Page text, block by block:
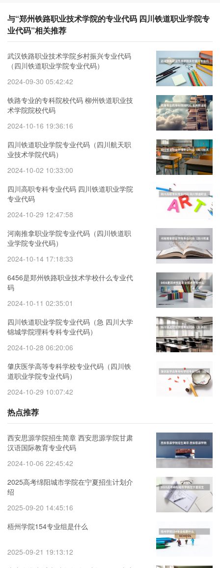
与“郑州铁路职业技术学院的专业代码 四川铁道职业学院专
业代码”相关推荐
武汉铁路职业技术学院乡村振兴专业代码
（四川铁道职业学院专业代码）
2024-09-30 05:42:42
铁路专业的专科院校代码 柳州铁道职业技
术学院院校代码
2024-10-16 19:36:16
四川铁道职业学院专业代码（四川航天职
业技术学院代码）
2024-10-02 10:33:00
四川高职专科专业代码 四川铁道职业学院
专业代码
2024-10-29 12:47:58
河南推拿职业学院专业代码（四川铁道职
业学院专业代码）
2024-10-14 17:18:33
6456是郑州铁路职业技术学校什么专业代
码
2024-10-11 02:35:01
四川铁道职业学院专业代码（急 四川大学
锦城学院理科专科专业代码）
2024-10-28 06:20:06
肇庆医学高等专科学校专业代码（四川铁
道职业学院专业代码）
2024-10-29 10:07:42
热点推荐
西安思源学院招生简章 西安思源学院甘肃
汉语国际教育专业代码
2024-10-06 22:45:42
2025高考绵阳城市学院在宁夏招生计划介
绍
2025-09-20 14:45:16
梧州学院154专业组是什么
2025-09-21 19:13:12